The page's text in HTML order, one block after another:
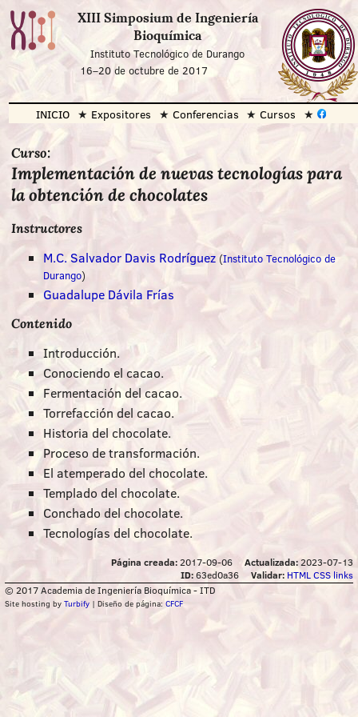
XIII Simposium de Ingeniería
Bioquímica
Instituto Tecnológico de Durango
16–20 de octubre de 2017
INICIO Expositores Conferencias Cursos
Curso:
Implementación de nuevas tecnologías para
la obtención de chocolates
Instructores
M.C. Salvador Davis Rodríguez (Instituto Tecnológico de
Durango)
Guadalupe Dávila Frías
Contenido
Introducción.
Conociendo el cacao.
Fermentación del cacao.
Torrefacción del cacao.
Historia del chocolate.
Proceso de transformación.
El atemperado del chocolate.
Templado del chocolate.
Conchado del chocolate.
Tecnologías del chocolate.
Página creada: 2017-09-06 Actualizada: 2023-07-13
ID:63ed0a36 Validar: HTML CSS links
© 2017 Academia de Ingeniería Bioquímica - ITD
Site hosting by Turbify| Diseño de página: CFCF